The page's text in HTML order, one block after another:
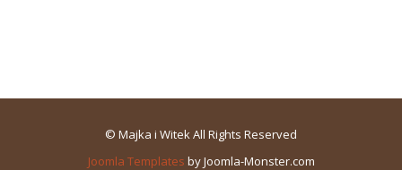
© Majka i Witek All Rights Reserved
Joomla Templates by Joomla-Monster.com